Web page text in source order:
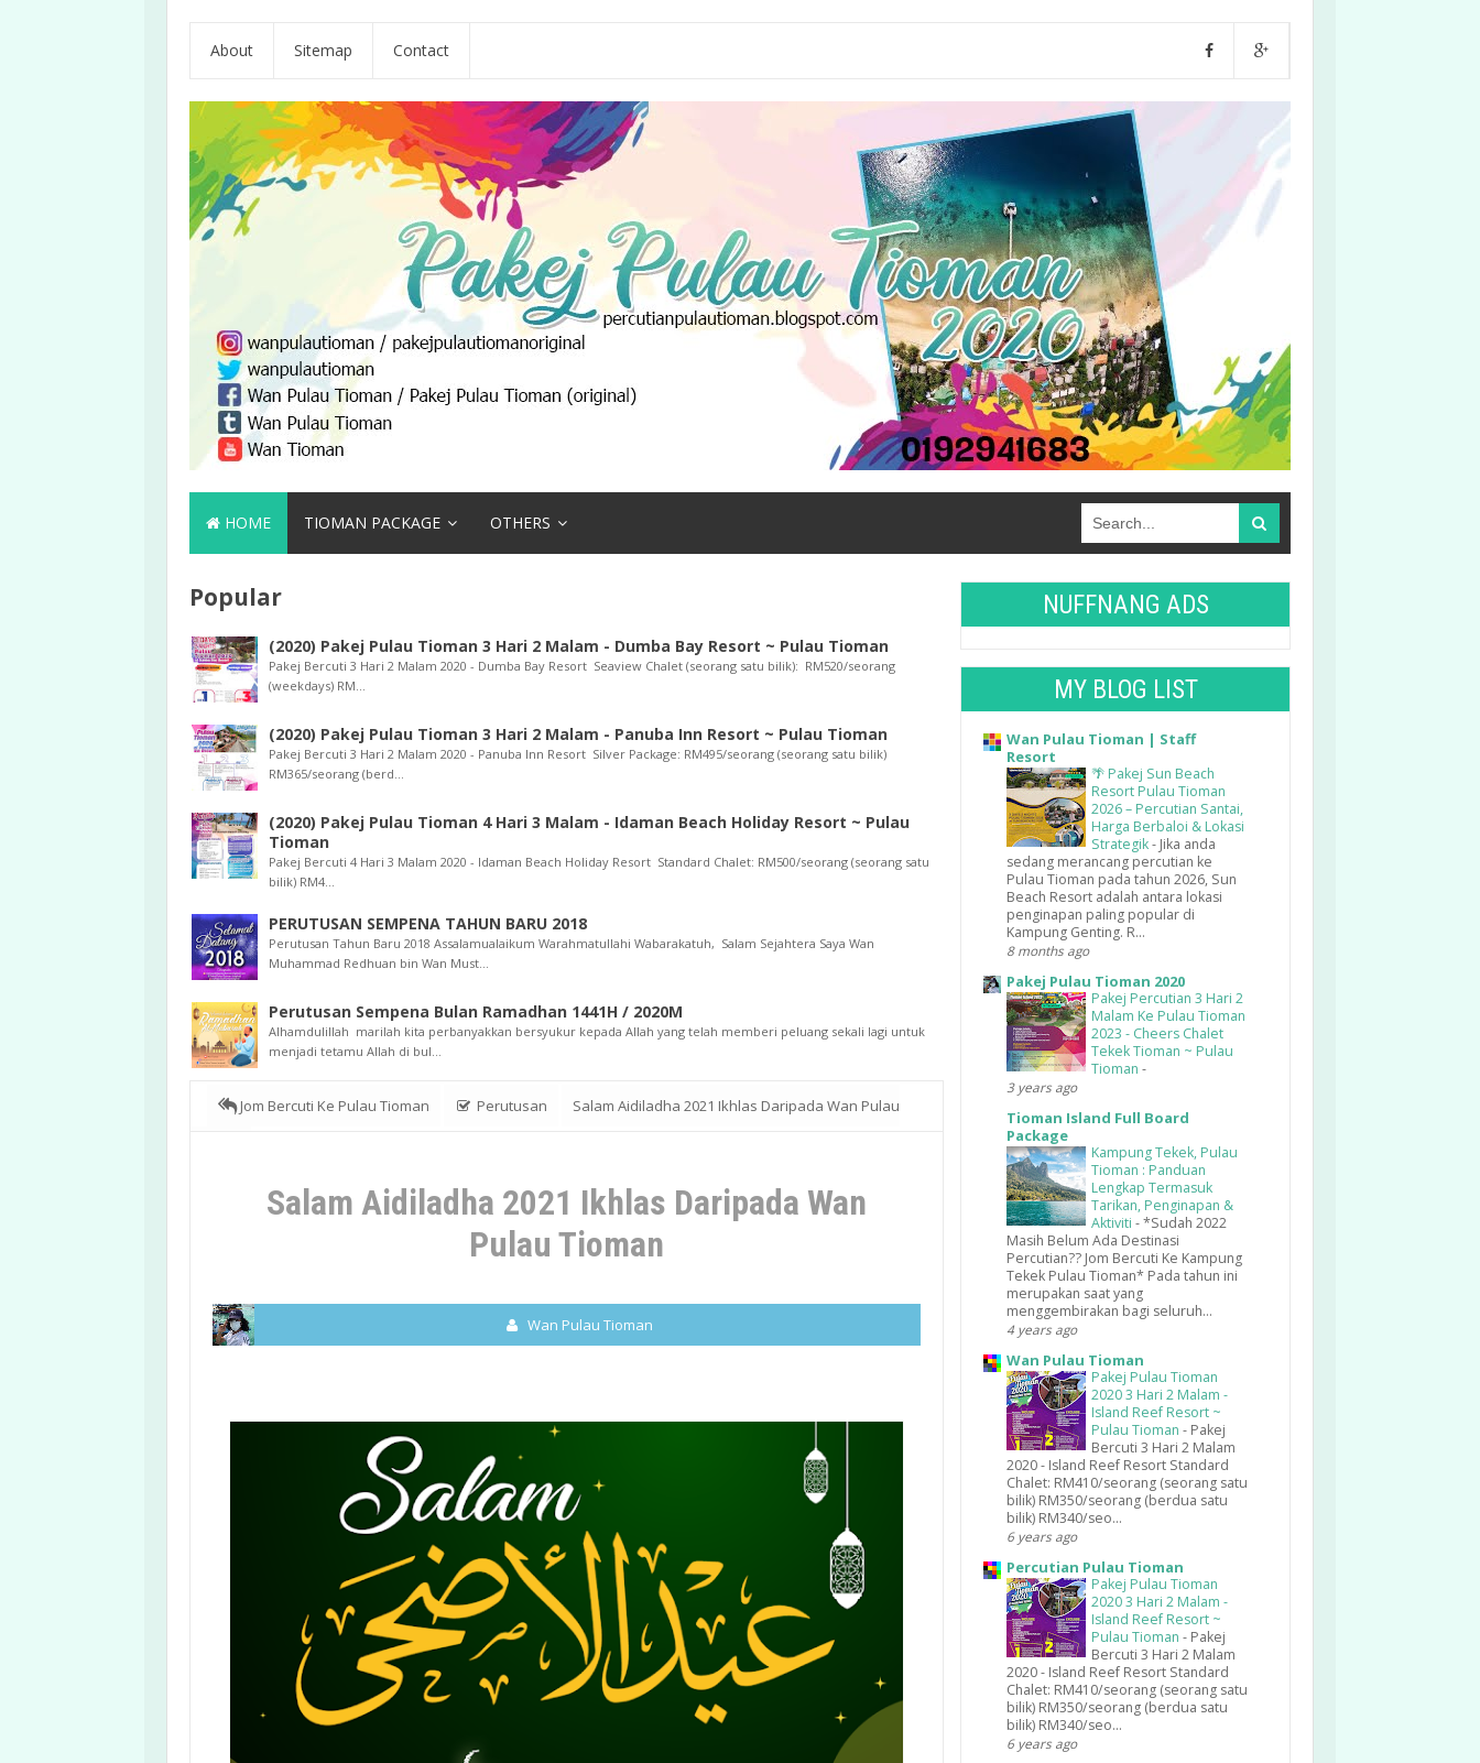
About Sitemap Contact
HOME TIOMAN PACKAGE OTHERS
Popular
(2020) Pakej Pulau Tioman 3 Hari 2 Malam - Dumba Bay Resort ~ Pulau Tioman
Pakej Bercuti 3 Hari 2 Malam 2020 - Dumba Bay Resort Seaview Chalet (seorang satu bilik): RM520/seorang
(weekdays) RM...
(2020) Pakej Pulau Tioman 3 Hari 2 Malam - Panuba Inn Resort ~ Pulau Tioman
Pakej Bercuti 3 Hari 2 Malam 2020 - Panuba Inn Resort Silver Package: RM495/seorang (seorang satu bilik)
RM365/seorang (berd...
(2020) Pakej Pulau Tioman 4 Hari 3 Malam - Idaman Beach Holiday Resort ~ Pulau
Tioman
Pakej Bercuti 4 Hari 3 Malam 2020 - Idaman Beach Holiday Resort Standard Chalet: RM500/seorang (seorang satu
bilik) RM4...
PERUTUSAN SEMPENA TAHUN BARU 2018
Perutusan Tahun Baru 2018 Assalamualaikum Warahmatullahi Wabarakatuh, Salam Sejahtera Saya Wan
Muhammad Redhuan bin Wan Must...
Perutusan Sempena Bulan Ramadhan 1441H / 2020M
Alhamdulillah marilah kita perbanyakkan bersyukur kepada Allah yang telah memberi peluang sekali lagi untuk
menjadi tetamu Allah di bul...
Jom Bercuti Ke Pulau Tioman Perutusan Salam Aidiladha 2021 Ikhlas Daripada Wan Pulau
Salam Aidiladha 2021 Ikhlas Daripada Wan
Pulau Tioman
Wan Pulau Tioman
NUFFNANG ADS
MY BLOG LIST
Wan Pulau Tioman | Staff
Resort
🌴 Pakej Sun Beach
Resort Pulau Tioman
2026 – Percutian Santai,
Harga Berbaloi & Lokasi
Strategik- Jika anda
sedang merancang percutian ke
Pulau Tioman pada tahun 2026, Sun
Beach Resort adalah antara lokasi
penginapan paling popular di
Kampung Genting. R...
8 months ago
Pakej Pulau Tioman 2020
Pakej Percutian 3 Hari 2
Malam Ke Pulau Tioman
2023 - Cheers Chalet
Tekek Tioman ~ Pulau
Tioman -
3 years ago
Tioman Island Full Board
Package
Kampung Tekek, Pulau
Tioman : Panduan
Lengkap Termasuk
Tarikan, Penginapan &
Aktiviti -*Sudah 2022
Masih Belum Ada Destinasi
Percutian?? Jom Bercuti Ke Kampung
Tekek Pulau Tioman* Pada tahun ini
merupakan saat yang
menggembirakan bagi seluruh...
4 years ago
Wan Pulau Tioman
Pakej Pulau Tioman
2020 3 Hari 2 Malam -
Island Reef Resort ~
Pulau Tioman - Pakej
Bercuti 3 Hari 2 Malam
2020 - Island Reef Resort Standard
Chalet: RM410/seorang (seorang satu
bilik) RM350/seorang (berdua satu
bilik) RM340/seo...
6 years ago
Percutian Pulau Tioman
Pakej Pulau Tioman
2020 3 Hari 2 Malam -
Island Reef Resort ~
Pulau Tioman - Pakej
Bercuti 3 Hari 2 Malam
2020 - Island Reef Resort Standard
Chalet: RM410/seorang (seorang satu
bilik) RM350/seorang (berdua satu
bilik) RM340/seo...
6 years ago